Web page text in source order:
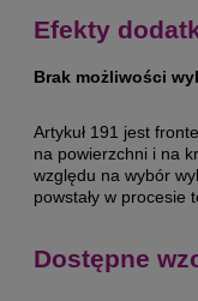
Efekty
Brak możliwości
Artykuł 191 jest
na powierzchni i na
względu na wybór
powstały w procesie
Dostępne